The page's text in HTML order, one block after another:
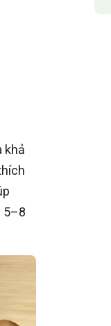
khả
5–8